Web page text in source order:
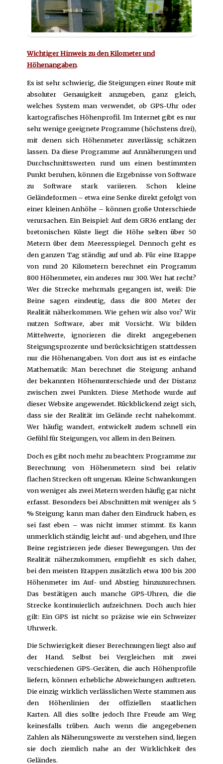
Wichtiger Hinweis zu den Kilometer und
Höhenangaben.
Es ist sehr schwierig, die Steigungen einer Route mit
absoluter Genauigkeit anzugeben, ganz gleich,
welches System man verwendet, ob GPS-Uhr oder
kartografisches Höhenprofil. Im Internet gibt es nur
sehr wenige geeignete Programme (höchstens drei),
mit denen sich Höhenmeter zuverlässig schätzen
lassen. Da diese Programme auf Annäherungen und
Durchschnittswerten rund um einen bestimmten
Punkt beruhen, können die Ergebnisse von Software
zu Software stark variieren. Schon kleine
Geländeformen – etwa eine Senke direkt gefolgt von
einer kleinen Anhöhe – können große Unterschiede
verursachen. Ein Beispiel: Auf dem GR36 entlang der
bretonischen Küste liegt die Höhe selten über 50
Metern über dem Meeresspiegel. Dennoch geht es
den ganzen Tag ständig auf und ab. Für eine Etappe
von rund 20 Kilometern berechnet ein Programm
800 Höhenmeter, ein anderes nur 300. Wer hat recht?
Wer die Strecke mehrmals gegangen ist, weiß: Die
Beine sagen eindeutig, dass die 800 Meter der
Realität näherkommen. Wie gehen wir also vor? Wir
nutzen Software, aber mit Vorsicht. Wir bilden
Mittelwerte, ignorieren die direkt angegebenen
Steigungsprozente und berücksichtigen stattdessen
nur die Höhenangaben. Von dort aus ist es einfache
Mathematik: Man berechnet die Steigung anhand
der bekannten Höhenunterschiede und der Distanz
zwischen zwei Punkten. Diese Methode wurde auf
dieser Website angewendet. Rückblickend zeigt sich,
dass sie der Realität im Gelände recht nahekommt.
Wer häufig wandert, entwickelt zudem schnell ein
Gefühl für Steigungen, vor allem in den Beinen.
Doch es gibt noch mehr zu beachten: Programme zur
Berechnung von Höhenmetern sind bei relativ
flachen Strecken oft ungenau. Kleine Schwankungen
von weniger als zwei Metern werden häufig gar nicht
erfasst. Besonders bei Abschnitten mit weniger als 5
% Steigung kann man daher den Eindruck haben, es
sei fast eben – was nicht immer stimmt. Es kann
unmerklich ständig leicht auf- und abgehen, und Ihre
Beine registrieren jede dieser Bewegungen. Um der
Realität näherzukommen, empfiehlt es sich daher,
bei den meisten Etappen zusätzlich etwa 100 bis 200
Höhenmeter im Auf- und Abstieg hinzuzurechnen.
Das bestätigen auch manche GPS-Uhren, die die
Strecke kontinuierlich aufzeichnen. Doch auch hier
gilt: Ein GPS ist nicht so präzise wie ein Schweizer
Uhrwerk.
Die Schwierigkeit dieser Berechnungen liegt also auf
der Hand. Selbst bei Vergleichen mit zwei
verschiedenen GPS-Geräten, die auch Höhenprofile
liefern, können erhebliche Abweichungen auftreten.
Die einzig wirklich verlässlichen Werte stammen aus
den Höhenlinien der offiziellen staatlichen
Karten. All dies sollte jedoch Ihre Freude am Weg
keinesfalls trüben. Auch wenn die angegebenen
Zahlen als Näherungswerte zu verstehen sind, liegen
sie doch ziemlich nahe an der Wirklichkeit des
Geländes.